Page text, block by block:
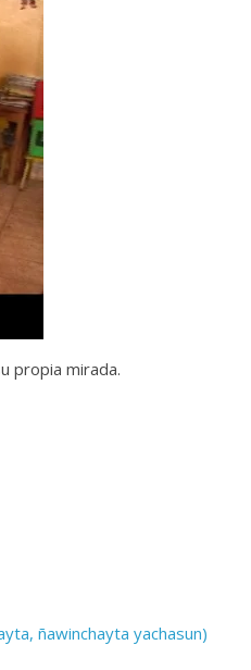
propia mirada.
ñawinchayta yachasun)